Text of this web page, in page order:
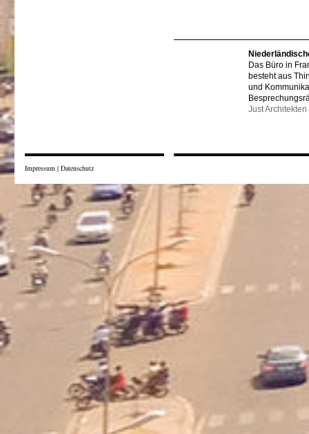
Das Büro in
besteht aus
und
Just Architekten
Impressum | Datenschutz